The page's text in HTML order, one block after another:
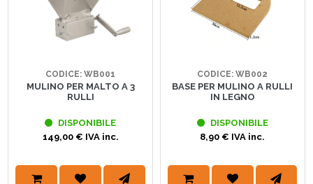
CODICE: WB001
MULINO PER MALTO A 3
RULLI
DISPONIBILE
149,00 € IVA inc.
CODICE: WB002
BASE PER MULINO A RULLI
IN LEGNO
DISPONIBILE
8,90 € IVA inc.